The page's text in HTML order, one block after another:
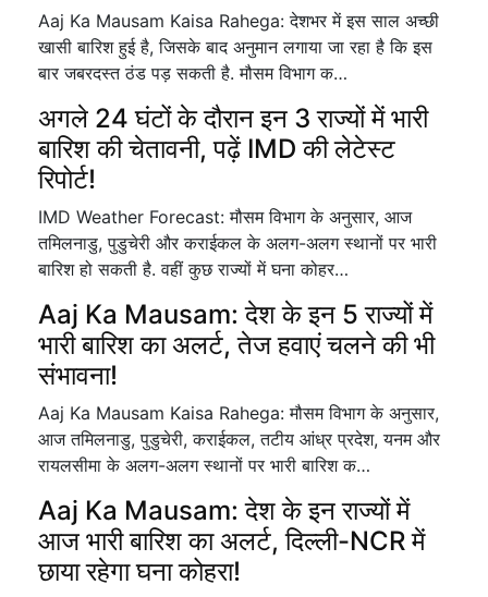
Aaj Ka Mausam Kaisa Rahega: देशभर में इस साल अच्छी
खासी बारिश हुई है, जिसके बाद अनुमान लगाया जा रहा है कि इस
बार जबरदस्त ठंड पड़ सकती है. मौसम विभाग क…
अगले 24 घंटों के दौरान इन 3 राज्यों में भारी
बारिश की चेतावनी, पढ़ें IMD की लेटेस्ट
रिपोर्ट!
IMD Weather Forecast: मौसम विभाग के अनुसार, आज
तमिलनाडु, पुडुचेरी और कराईकल के अलग-अलग स्थानों पर भारी
बारिश हो सकती है. वहीं कुछ राज्यों में घना कोहर…
Aaj Ka Mausam: देश के इन 5 राज्यों में
भारी बारिश का अलर्ट, तेज हवाएं चलने की भी
संभावना!
Aaj Ka Mausam Kaisa Rahega: मौसम विभाग के अनुसार,
आज तमिलनाडु, पुडुचेरी, कराईकल, तटीय आंध्र प्रदेश, यनम और
रायलसीमा के अलग-अलग स्थानों पर भारी बारिश क…
Aaj Ka Mausam: देश के इन राज्यों में
आज भारी बारिश का अलर्ट, दिल्ली-NCR में
छाया रहेगा घना कोहरा!